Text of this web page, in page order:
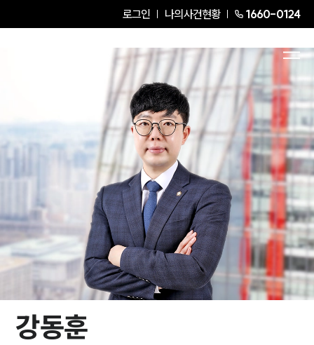
로그인 나의사건현황 1660-0124
강동훈